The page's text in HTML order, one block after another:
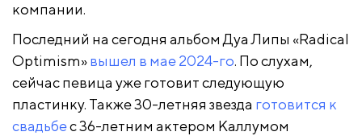
компании.
Последний на сегодня альбом Дуа Липы «Radical
Optimism»вышел в мае 2024-го. По слухам,
сейчас певица уже готовит следующую
пластинку. Также 30-летняя звезда готовится к
свадьбес 36-летним актером Каллумом